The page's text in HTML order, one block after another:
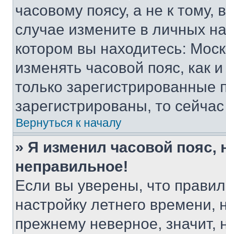
часовому поясу, а не к тому,
случае измените в личных
котором вы находитесь:
изменять часовой пояс, как
только
зарегистрированы, то
Вернуться к началу
» Я изменил часовой пояс,
неправильное!
Если вы уверены, что
настройку летнего
прежнему неверное, значит,